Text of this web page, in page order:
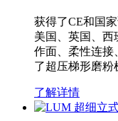
获得了CE和国
美国、英国、西
作面、柔性连接
了超压梯形磨
了解详情